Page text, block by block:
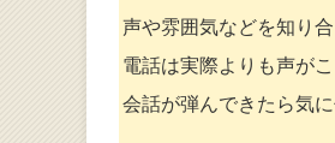
声や雰囲気などを知り
電話は実際よりも声が
会話が弾んできたら気